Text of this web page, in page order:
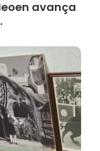
avança